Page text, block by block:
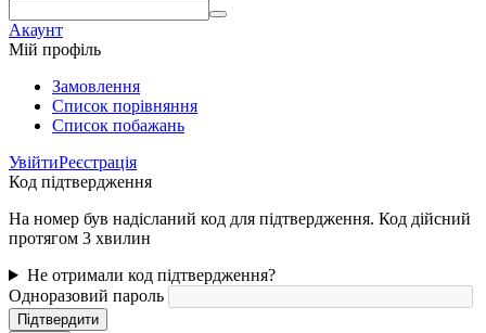
Акаунт
Мій профіль
Замовлення
Cписок порівняння
Список побажань
УвійтиРеєстрація
Код підтвердження
На номер був надісланий код для підтвердження. Код дійсний
протягом 3 хвилин
Не отримали код підтвердження?
Одноразовий пароль
Підтвердити